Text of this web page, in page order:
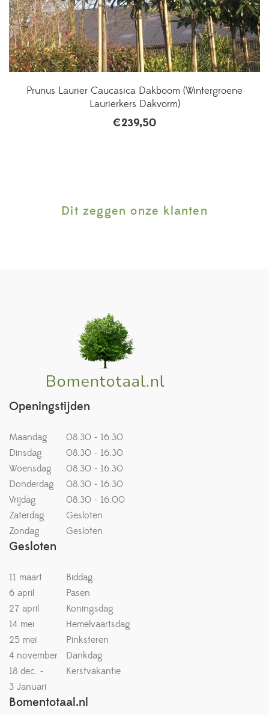
Prunus Laurier Caucasica Dakboom (Wintergroene
Laurierkers Dakvorm)
€239,50
Dit zeggen onze klanten
Openingstijden
Maandag
08.30 - 16.30
Dinsdag
08.30 - 16.30
Woensdag
08.30 - 16.30
Donderdag
08.30 - 16.30
Vrijdag
08.30 - 16.00
Zaterdag
Gesloten
Zondag
Gesloten
Gesloten
11 maart
Biddag
6 april
Pasen
27 april
Koningsdag
14 mei
Hemelvaartsdag
25 mei
Pinksteren
4 november
Dankdag
18 dec. -
Kerstvakantie
3 Januari
Bomentotaal.nl